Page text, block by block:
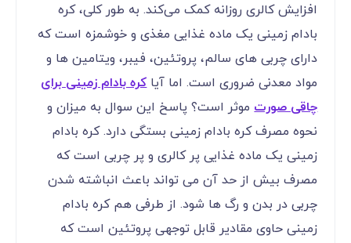
افزایش کالری روزانه کمک می‌کند. به طور کلی، کره
بادام زمینی یک ماده غذایی مغذی و خوشمزه است که
دارای چربی های سالم، پروتئین، فیبر، ویتامین ها و
مواد معدنی ضروری است. اما آیاکره بادام زمینی برای
چاقی صورتموثر است؟ پاسخ این سوال به میزان و
نحوه مصرف کره بادام زمینی بستگی دارد. کره بادام
زمینی یک ماده غذایی پر کالری و پر چربی است که
مصرف بیش از حد آن می تواند باعث انباشته شدن
چربی در بدن و رگ ها شود. از طرفی هم کره بادام
زمینی حاوی مقادیر قابل توجهی پروتئین است که